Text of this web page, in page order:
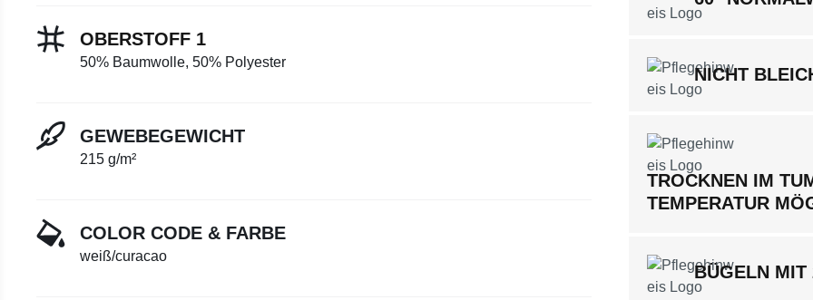
OBERSTOFF 1
50% Baumwolle, 50% Polyester
GEWEBEGEWICHT
215 g/m²
COLOR CODE & FARBE
weiß/curacao
NICHT
TROCKNEN IM
TEMPERATUR
BÜGELN MIT